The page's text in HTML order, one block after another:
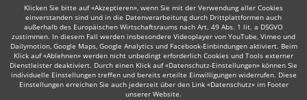
Egal ob Hochzeit, Firmenfeier, Party, Weihnachtsfeier oder
Betriebsfeier - feiern Sie mit Stil und buchen Sie Ihre individuelle Live-
Show mit eventpeppers.
Und es kann losgehen...
DJs aus ganz Deutschland: individuell & professionell.
Klicken Sie bitte auf «Akzeptieren», wenn Sie mit der Verwendung aller Cookies
einverstanden sind und in die Datenverarbeitung durch Drittplattformen auch
außerhalb des Europäischen Wirtschaftsraums nach Art. 49 Abs. 1 lit. a DSGVO
zustimmen. In diesem Fall werden insbesondere Videoplayer von YouTube, Vimeo und
Dailymotion, Google Maps, Google Analytics und Facebook-Einbindungen aktiviert. Beim
Klick auf «Ablehnen» werden nicht unbedingt erforderlich Cookies und Tools externer
Dienstleister deaktiviert. Durch einen Klick auf «Datenschutz-Einstellungen» können Sie
individuelle Einstellungen treffen und bereits erteilte Einwilligungen widerrufen. Diese
Einstellungen erreichen Sie auch jederzeit über den Link «Datenschutz» im Footer
unserer Website.